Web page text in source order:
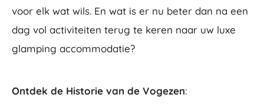
voor elk wat wils. En wat is er nu beter dan na een
dag vol activiteiten terug te keren naar uw luxe
glamping accommodatie?
Ontdek de Historie van de Vogezen: